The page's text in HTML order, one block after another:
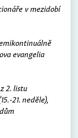
v mezidobí
evangelia
2. listu
21. neděle),